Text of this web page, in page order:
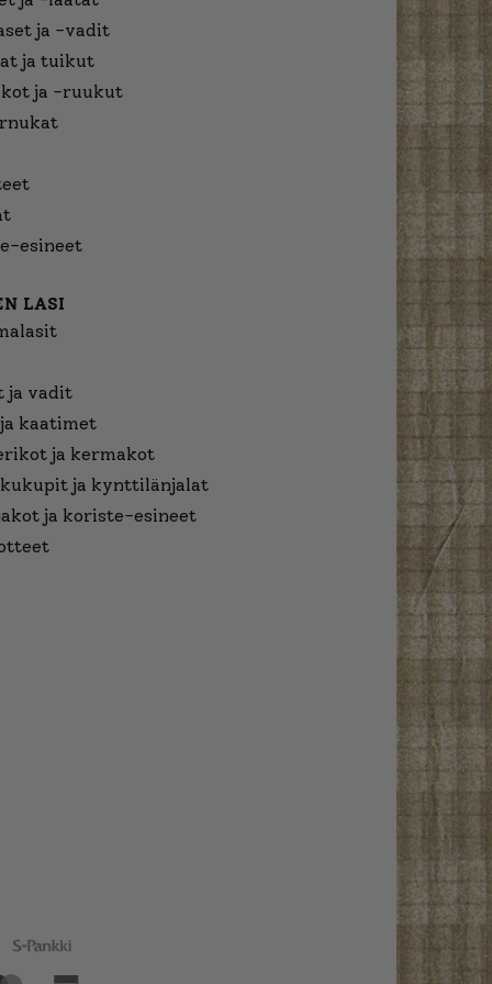
ja -vadit
ja tuikut
ja -ruukut
esineet
LASI
ja vadit
kaatimet
ja kermakot
ja kynttilänjalat
ja koriste-esineet